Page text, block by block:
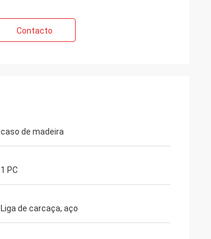
Contacto
caso de madeira
1 PC
Liga de carcaça, aço